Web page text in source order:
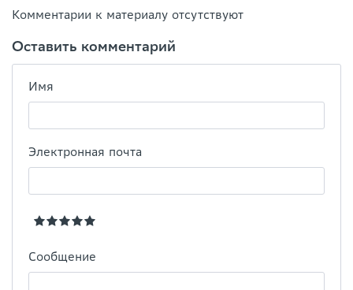
Комментарии к материалу отсутствуют
Оставить комментарий
Имя
Электронная почта
Сообщение